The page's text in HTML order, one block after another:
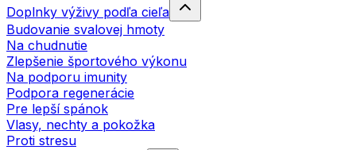
Doplnky výživy podľa cieľa
Budovanie svalovej hmoty
Na chudnutie
Zlepšenie športového výkonu
Na podporu imunity
Podpora regenerácie
Pre lepší spánok
Vlasy, nechty a pokožka
Proti stresu